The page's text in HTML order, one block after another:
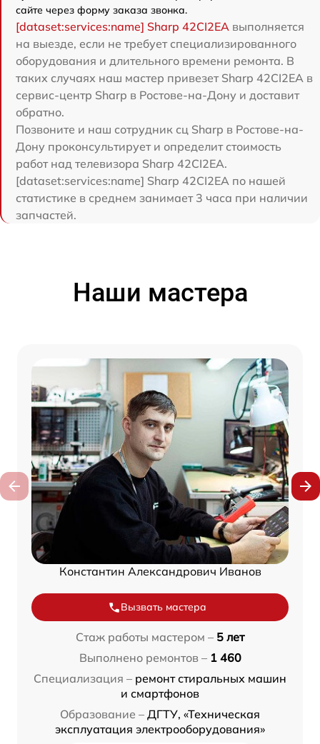
сайте через форму заказа звонка.
[dataset:services:name] Sharp 42CI2EA выполняется
на выезде, если не требует специализированного
оборудования и длительного времени ремонта. В
таких случаях наш мастер привезет Sharp 42CI2EA в
сервис-центр Sharp в Ростове-на-Дону и доставит
обратно.
Позвоните и наш сотрудник сц Sharp в Ростове-на-
Дону проконсультирует и определит стоимость
работ над телевизора Sharp 42CI2EA.
[dataset:services:name] Sharp 42CI2EA по нашей
статистике в среднем занимает 3 часа при наличии
запчастей.
Наши мастера
Константин Александрович Иванов
Вызвать мастера
Стаж работы мастером – 5 лет
Выполнено ремонтов – 1 460
Специализация – ремонт стиральных машин
и смартфонов
Образование – ДГТУ, «Техническая
эксплуатация электрооборудования»